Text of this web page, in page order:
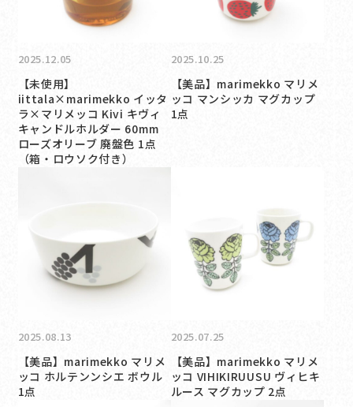
2025.12.05
【未使用】
iittala×marimekko イッタ
ラ×マリメッコ Kivi キヴィ
キャンドルホルダー 60mm
ローズオリーブ 廃盤色 1点
（箱・ロウソク付き）
2025.10.25
【美品】marimekko マリメ
ッコ マンシッカ マグカップ
1点
2025.08.13
【美品】marimekko マリメ
ッコ ホルテンンシエ ボウル
1点
2025.07.25
【美品】marimekko マリメ
ッコ VIHIKIRUUSU ヴィヒキ
ルース マグカップ 2点